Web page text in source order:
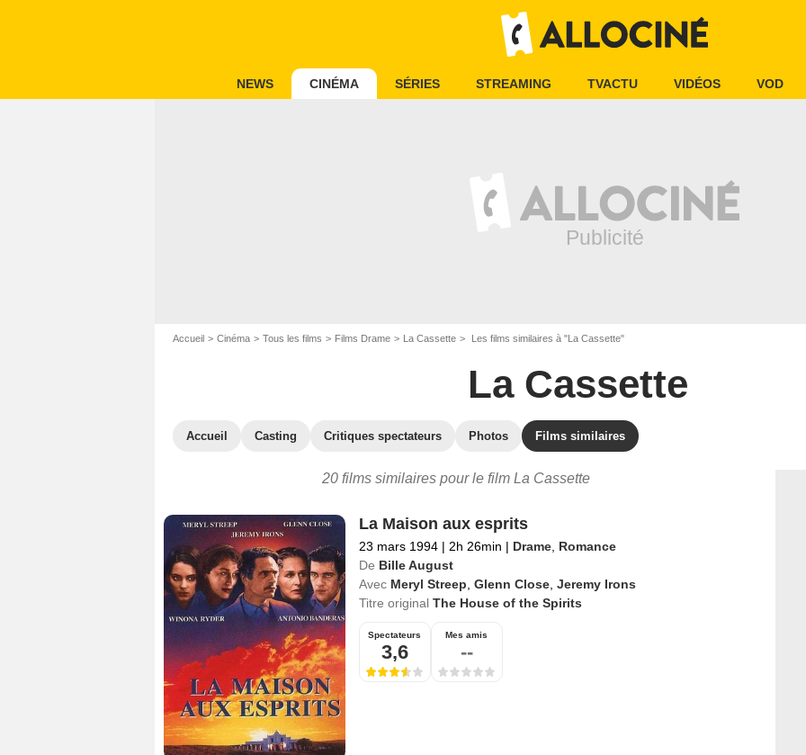
NEWS CINÉMA SÉRIES STREAMING TVACTU VIDÉOS VOD
Accueil Cinéma Tous les films Films Drame La Cassette Les films similaires à "La Cassette"
La Cassette
Accueil Casting Critiques spectateurs Photos Films similaires
20 films similaires pour le film La Cassette
La Maison aux esprits
23 mars 1994 | 2h 26min | Drame, Romance
De Bille August
Avec Meryl Streep Glenn Close, Jeremy Irons
Titre original The House of the Spirits
Spectateurs
3,6
Mes amis
--